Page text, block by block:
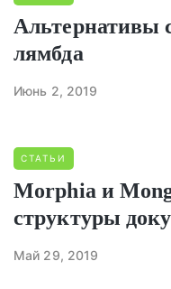
Альтернативы
лямбда
Июнь 2, 2019
СТАТЬИ
Morphia и
структуры
Май 29, 2019